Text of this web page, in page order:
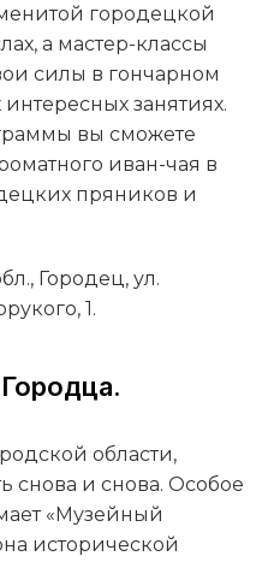
городецкой
а мастер-классы
силы в гончарном
занятиях.
вы сможете
иван-чая в
пряников и
Городец, ул.
1.
области,
снова и снова. Особое
«Музейный
исторической